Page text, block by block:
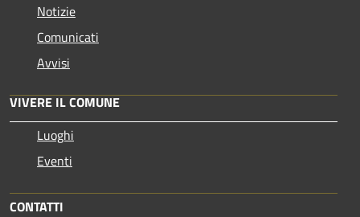
Notizie
Comunicati
Avvisi
VIVERE IL COMUNE
Luoghi
Eventi
CONTATTI